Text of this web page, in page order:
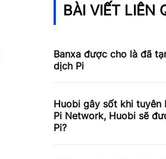
BÀI VIẾT LIÊN
Banxa được cho là đã
dịch Pi
Huobi gây sốt khi tuyên
Pi Network, Huobi sẽ
Pi?